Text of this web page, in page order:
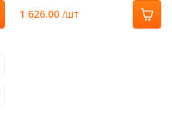
1 626.00 /шт